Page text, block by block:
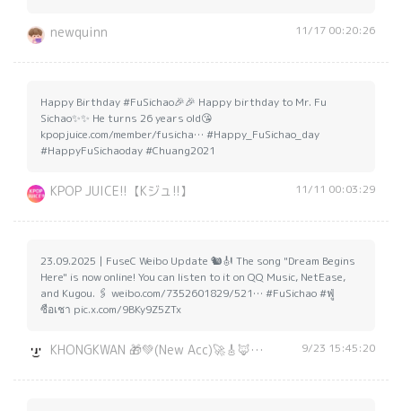
newquinn 11/17 00:20:26
Happy Birthday #FuSichao🎉🎉 Happy birthday to Mr. Fu
Sichao✨✨ He turns 26 years old😘
kpopjuice.com/member/fusicha… #Happy_FuSichao_day
#HappyFuSichaoday #Chuang2021
KPOP JUICE!!【Kジュ!!】 11/11 00:03:29
23.09.2025 | FuseC Weibo Update 🐿️🎻 The song "Dream Begins
Here" is now online! You can listen to it on QQ Music, NetEase,
and Kugou. 🖇️ weibo.com/7352601829/521… #FuSichao #ฟู่
ซือเชา pic.x.com/9BKy9Z5ZTx
KHONGKWAN 🎁💚(New Acc)🚀🎸🦊🍅🈸🧸🎮 9/23 15:45:20